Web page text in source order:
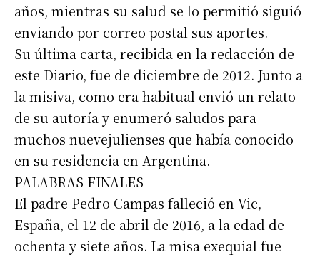
años, mientras su salud se lo permitió siguió
enviando por correo postal sus aportes.
Su última carta, recibida en la redacción de
este Diario, fue de diciembre de 2012. Junto a
la misiva, como era habitual envió un relato
de su autoría y enumeró saludos para
muchos nuevejulienses que había conocido
en su residencia en Argentina.
PALABRAS FINALES
El padre Pedro Campas falleció en Vic,
España, el 12 de abril de 2016, a la edad de
ochenta y siete años. La misa exequial fue